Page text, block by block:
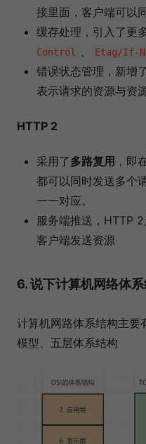
接里面，客户端可以
缓存处理，引入了更
Control
Etag/If-
错误状态管理，新增
表示请求的资源与资
HTTP 2
采用了多路复用 ，即
都可以同时发送多个
一一对应。
服务端推送，HTTP
客户端发送资源
6. 说下计算机网络体
计算机网路体系结构主要
模型、五层体系结构